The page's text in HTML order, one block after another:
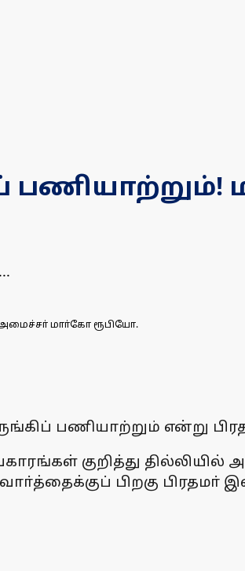
அமைச்சா் மாா்கோ ரூபியோ.
பணியாற்றும் என்று
குறித்து தில்லியில்
பிறகு பிரதமா்